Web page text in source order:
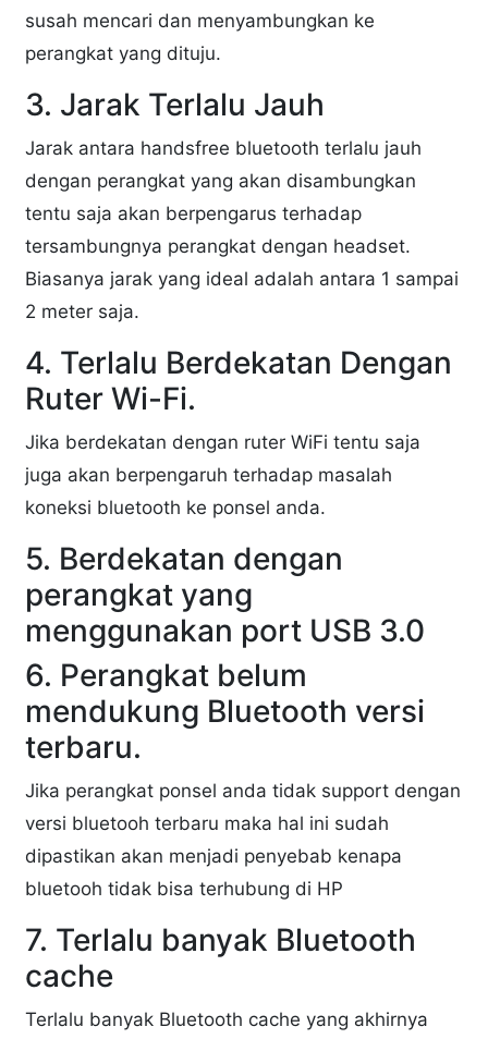
susah mencari dan menyambungkan ke
perangkat yang dituju.
3. Jarak Terlalu Jauh
Jarak antara handsfree bluetooth terlalu jauh
dengan perangkat yang akan disambungkan
tentu saja akan berpengarus terhadap
tersambungnya perangkat dengan headset.
Biasanya jarak yang ideal adalah antara 1 sampai
2 meter saja.
4. Terlalu Berdekatan Dengan
Ruter Wi-Fi.
Jika berdekatan dengan ruter WiFi tentu saja
juga akan berpengaruh terhadap masalah
koneksi bluetooth ke ponsel anda.
5. Berdekatan dengan
perangkat yang
menggunakan port USB 3.0
6. Perangkat belum
mendukung Bluetooth versi
terbaru.
Jika perangkat ponsel anda tidak support dengan
versi bluetooh terbaru maka hal ini sudah
dipastikan akan menjadi penyebab kenapa
bluetooh tidak bisa terhubung di HP
7. Terlalu banyak Bluetooth
cache
Terlalu banyak Bluetooth cache yang akhirnya